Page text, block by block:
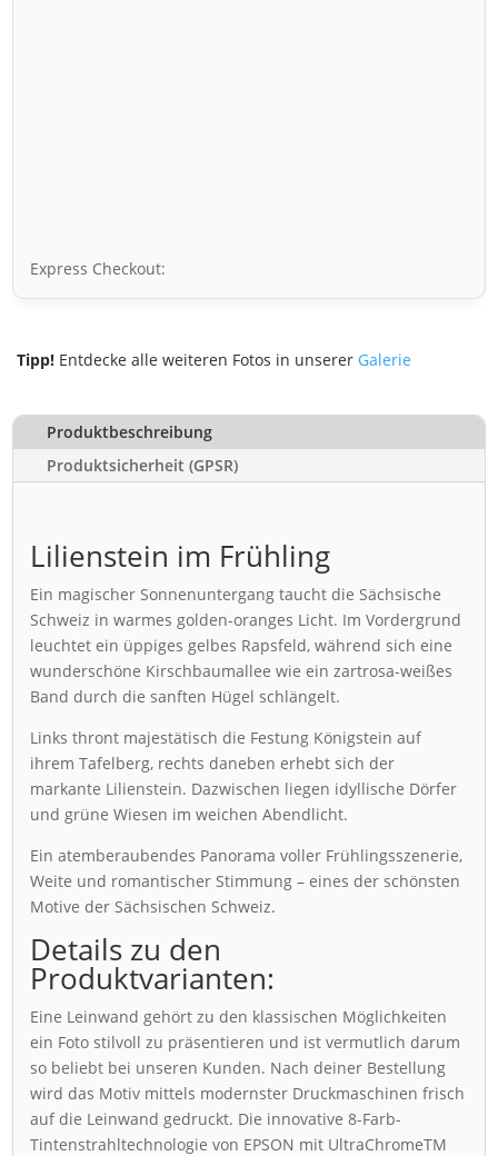
Express Checkout:
Tipp! Entdecke alle weiteren Fotos in unserer Galerie
Produktbeschreibung
Produktsicherheit (GPSR)
Lilienstein im Frühling
Ein magischer Sonnenuntergang taucht die Sächsische
Schweiz in warmes golden-oranges Licht. Im Vordergrund
leuchtet ein üppiges gelbes Rapsfeld, während sich eine
wunderschöne Kirschbaumallee wie ein zartrosa-weißes
Band durch die sanften Hügel schlängelt.
Links thront majestätisch die Festung Königstein auf
ihrem Tafelberg, rechts daneben erhebt sich der
markante Lilienstein. Dazwischen liegen idyllische Dörfer
und grüne Wiesen im weichen Abendlicht.
Ein atemberaubendes Panorama voller Frühlingsszenerie,
Weite und romantischer Stimmung – eines der schönsten
Motive der Sächsischen Schweiz.
Details zu den
Produktvarianten:
Eine Leinwand gehört zu den klassischen Möglichkeiten
ein Foto stilvoll zu präsentieren und ist vermutlich darum
so beliebt bei unseren Kunden. Nach deiner Bestellung
wird das Motiv mittels modernster Druckmaschinen frisch
auf die Leinwand gedruckt. Die innovative 8-Farb-
Tintenstrahltechnologie von EPSON mit UltraChromeTM